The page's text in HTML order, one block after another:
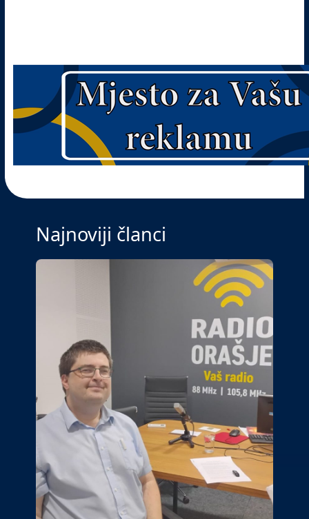
Najnoviji članci